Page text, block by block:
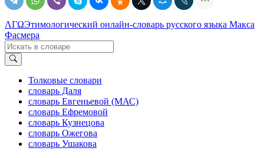
ΛΓΩЭтимологический онлайн-словарь русского языка Макса
Фасмера
Толковые словари
словарь Даля
словарь Евгеньевой (МАС)
словарь Ефремовой
словарь Кузнецова
словарь Ожегова
словарь Ушакова